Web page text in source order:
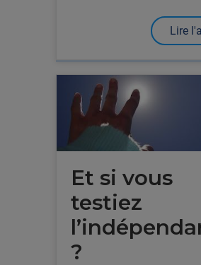
Lire
Et si vous
testiez
?